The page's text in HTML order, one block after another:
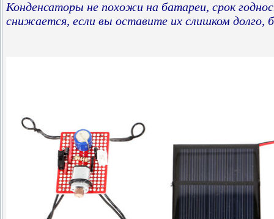
Конденсаторы не похожи на батареи, срок
снижается, если вы оставите их слишком долго,